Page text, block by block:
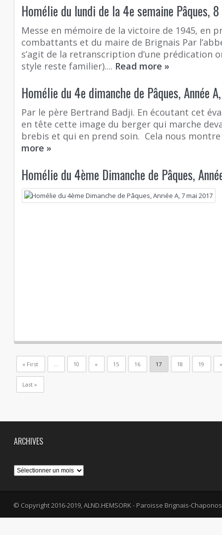
Homélie du lundi de la 4e semaine Pâques,
Messe en mémoire de la victoire de 1945, en
combattants et du maire de Brignais Par
s’agit de la retranscription d’une prédication
style reste familier).... Read more»
Homélie du 4e dimanche de Pâques, Année
Par le père Bertrand Badji. En écoutant cet
en tête cette image du berger qui marche
brebis et qui en prend soin. Cela nous montre
more»
Homélie du 4ème Dimanche de Pâques,
« First ... 10 « 15 16 17 18 19
Last »
ARCHIVES
Archives
© Copyright 2016-2019, ALND.HEMSORK - Paroisse Brignais-